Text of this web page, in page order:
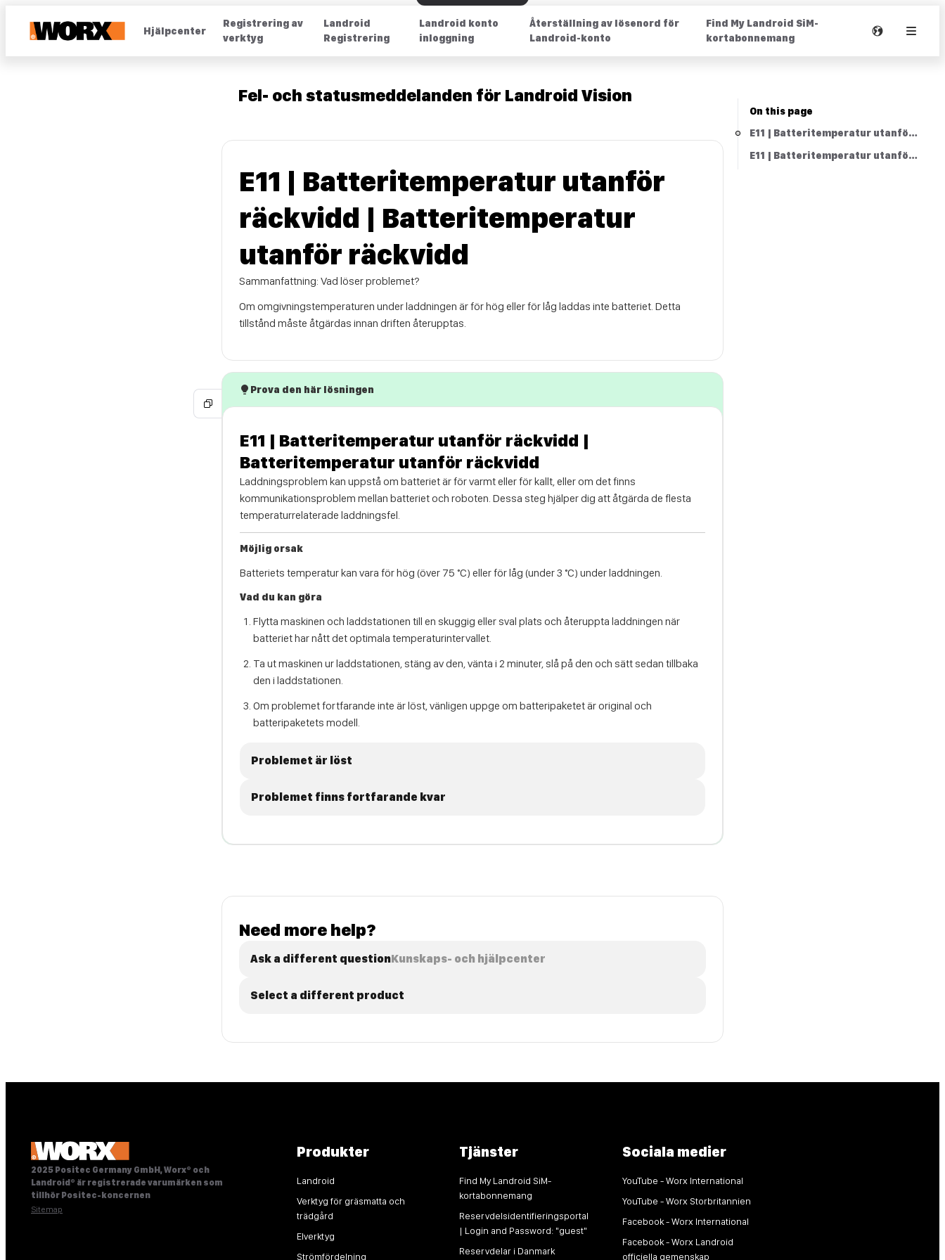
Hjälpcenter
Registrering av
verktyg
Landroid
Registrering
Landroid konto
inloggning
Återställning av lösenord för
Landroid-konto
Find My Landroid SiM-
kortabonnemang
Fel- och statusmeddelanden för Landroid Vision
E11 | Batteritemperatur utanför
räckvidd | Batteritemperatur
utanför räckvidd
Sammanfattning: Vad löser problemet?
Om omgivningstemperaturen under laddningen är för hög eller för låg laddas inte batteriet. Detta
tillstånd måste åtgärdas innan driften återupptas.
Prova den här lösningen
E11 | Batteritemperatur utanför räckvidd |
Batteritemperatur utanför räckvidd
Laddningsproblem kan uppstå om batteriet är för varmt eller för kallt, eller om det finns
kommunikationsproblem mellan batteriet och roboten. Dessa steg hjälper dig att åtgärda de flesta
temperaturrelaterade laddningsfel.
Möjlig orsak
Batteriets temperatur kan vara för hög (över 75 °C) eller för låg (under 3 °C) under laddningen.
Vad du kan göra
Flytta maskinen och laddstationen till en skuggig eller sval plats och återuppta laddningen när
batteriet har nått det optimala temperaturintervallet.
Ta ut maskinen ur laddstationen, stäng av den, vänta i 2 minuter, slå på den och sätt sedan tillbaka
den i laddstationen.
Om problemet fortfarande inte är löst, vänligen uppge om batteripaketet är original och
batteripaketets modell.
Problemet är löst
Problemet finns fortfarande kvar
Need more help?
Ask a different questionKunskaps- och hjälpcenter
Select a different product
On this page
E11 | Batteritemperatur utanför
E11 | Batteritemperatur utanför
2025 Positec Germany GmbH, Worx® och
Landroid® är registrerade varumärken som
tillhör Positec-koncernen
Sitemap
Produkter
Landroid
Verktyg för gräsmatta och
trädgård
Elverktyg
Strömfördelning
Tjänster
Find My Landroid SiM-
kortabonnemang
Reservdelsidentifieringsportal
| Login and Password: "guest"
Reservdelar i Danmark
Sociala medier
YouTube - Worx International
YouTube - Worx Storbritannien
Facebook - Worx International
Facebook - Worx Landroid
officiella gemenskap